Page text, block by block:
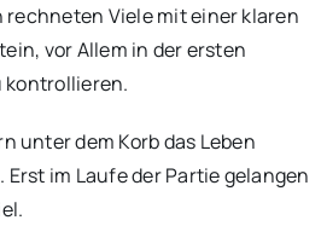
Viele mit einer klaren
vor Allem in der ersten
kontrollieren.
unter dem Korb das Leben
im Laufe der Partie gelangen